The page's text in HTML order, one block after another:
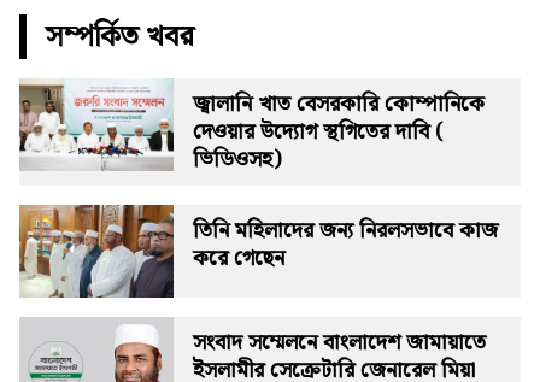
সম্পর্কিত খবর
জ্বালানি খাত বেসরকারি কোম্পানিকে
দেওয়ার উদ্যোগ স্থগিতের দাবি (
ভিডিওসহ)
তিনি মহিলাদের জন্য নিরলসভাবে কাজ
করে গেছেন
সংবাদ সম্মেলনে বাংলাদেশ জামায়াতে
ইসলামীর সেক্রেটারি জেনারেল মিয়া